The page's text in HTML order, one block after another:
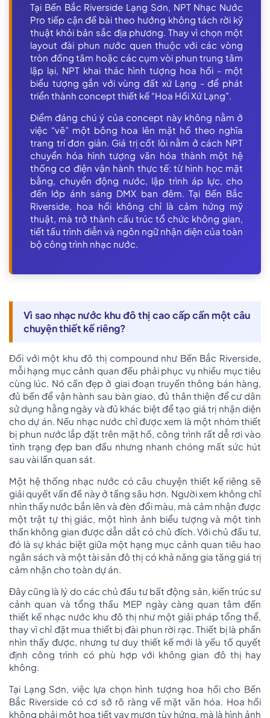
Tại Bến Bắc Riverside Lạng Sơn, NPT Nhạc Nước
Pro tiếp cận đề bài theo hướng không tách rời kỹ
thuật khỏi bản sắc địa phương. Thay vì chọn một
layout đài phun nước quen thuộc với các vòng
tròn đồng tâm hoặc các cụm vòi phun trung tâm
lặp lại, NPT khai thác hình tượng hoa hồi - một
biểu tượng gắn với vùng đất xứ Lạng - để phát
triển thành concept thiết kế “Hoa Hồi Xứ Lạng”.
Điểm đáng chú ý của concept này không nằm ở
việc “vẽ” một bông hoa lên mặt hồ theo nghĩa
trang trí đơn giản. Giá trị cốt lõi nằm ở cách NPT
chuyển hóa hình tượng văn hóa thành một hệ
thống cơ điện vận hành thực tế: từ hình học mặt
bằng, chuyển động nước, lập trình áp lực, cho
đến lớp ánh sáng DMX ban đêm. Tại Bến Bắc
Riverside, hoa hồi không chỉ là cảm hứng mỹ
thuật, mà trở thành cấu trúc tổ chức không gian,
tiết tấu trình diễn và ngôn ngữ nhận diện của toàn
bộ công trình nhạc nước.
Vì sao nhạc nước khu đô thị cao cấp cần một câu
chuyện thiết kế riêng?
Đối với một khu đô thị compound như Bến Bắc Riverside,
mỗi hạng mục cảnh quan đều phải phục vụ nhiều mục tiêu
cùng lúc. Nó cần đẹp ở giai đoạn truyền thông bán hàng,
đủ bền để vận hành sau bàn giao, đủ thân thiện để cư dân
sử dụng hằng ngày và đủ khác biệt để tạo giá trị nhận diện
cho dự án. Nếu nhạc nước chỉ được xem là một nhóm thiết
bị phun nước lắp đặt trên mặt hồ, công trình rất dễ rơi vào
tình trạng đẹp ban đầu nhưng nhanh chóng mất sức hút
sau vài lần quan sát.
Một hệ thống nhạc nước có câu chuyện thiết kế riêng sẽ
giải quyết vấn đề này ở tầng sâu hơn. Người xem không chỉ
nhìn thấy nước bắn lên và đèn đổi màu, mà cảm nhận được
một trật tự thị giác, một hình ảnh biểu tượng và một tinh
thần không gian được dẫn dắt có chủ đích. Với chủ đầu tư,
đó là sự khác biệt giữa một hạng mục cảnh quan tiêu hao
ngân sách và một tài sản đô thị có khả năng gia tăng giá trị
cảm nhận cho toàn dự án.
Đây cũng là lý do các chủ đầu tư bất động sản, kiến trúc sư
cảnh quan và tổng thầu MEP ngày càng quan tâm đến
thiết kế nhạc nước khu đô thị như một giải pháp tổng thể,
thay vì chỉ đặt mua thiết bị đài phun rời rạc. Thiết bị là phần
nhìn thấy được, nhưng tư duy thiết kế mới là yếu tố quyết
định công trình có phù hợp với không gian đô thị hay
không.
Tại Lạng Sơn, việc lựa chọn hình tượng hoa hồi cho Bến
Bắc Riverside có cơ sở rõ ràng về mặt văn hóa. Hoa hồi
không phải một họa tiết vay mượn tùy hứng, mà là hình ảnh